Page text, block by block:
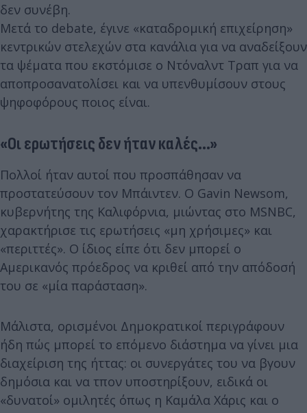
δεν συνέβη.
Μετά το debate, έγινε «καταδρομική επιχείρηση»
κεντρικών στελεχών στα κανάλια για να αναδείξουν
τα ψέματα που εκστόμισε ο Ντόναλντ Τραπ για να
αποπροσανατολίσει και να υπενθυμίσουν στους
ψηφοφόρους ποιος είναι.
«Οι ερωτήσεις δεν ήταν καλές...»
Πολλοί ήταν αυτοί που προσπάθησαν να
προστατεύσουν τον Μπάιντεν. Ο Gavin Newsom,
κυβερνήτης της Καλιφόρνια, μιώντας στο MSNBC,
χαρακτήρισε τις ερωτήσεις «μη χρήσιμες» και
«περιττές». Ο ίδιος είπε ότι δεν μπορεί ο
Αμερικανός πρόεδρος να κριθεί από την απόδοσή
του σε «μία παράσταση».
Μάλιστα, ορισμένοι Δημοκρατικοί περιγράφουν
ήδη πώς μπορεί το επόμενο διάστημα να γίνει μια
διαχείριση της ήττας: οι συνεργάτες του να βγουν
δημόσια και να τπον υποστηρίξουν, ειδικά οι
«δυνατοί» ομιλητές όπως η Καμάλα Χάρις και ο